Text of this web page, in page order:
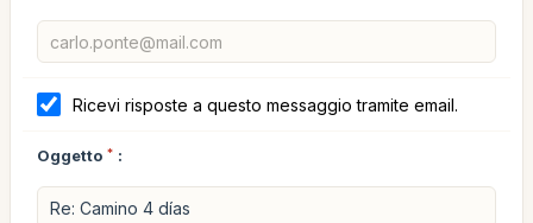
Ricevi risposte a questo messaggio tramite email.
Oggetto * :